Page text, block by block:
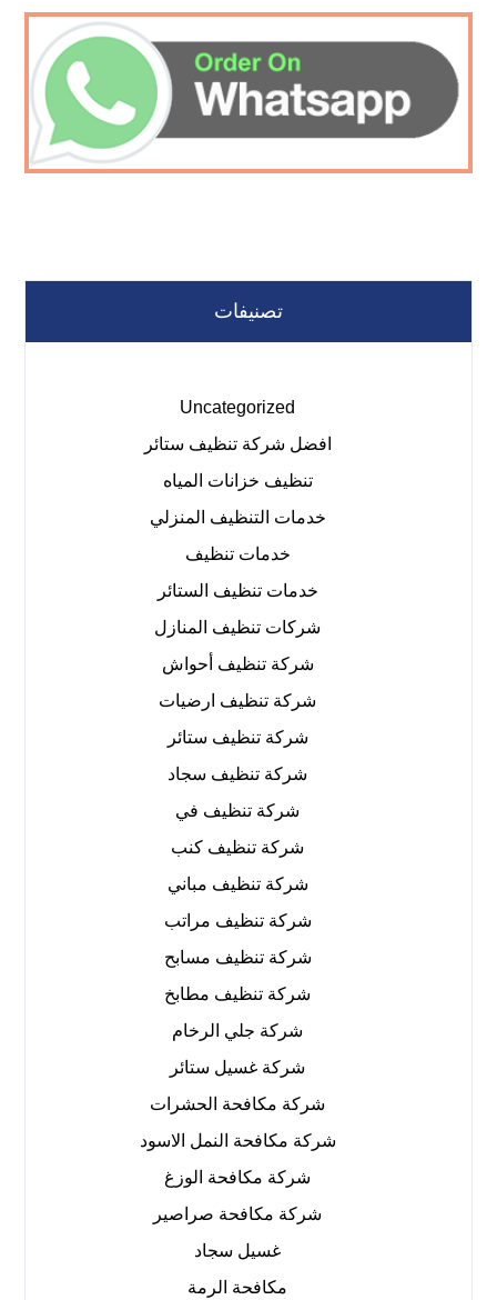
تصنيفات
Uncategorized
افضل شركة تنظيف ستائر
تنظيف خزانات المياه
خدمات التنظيف المنزلي
خدمات تنظيف
خدمات تنظيف الستائر
شركات تنظيف المنازل
شركة تنظيف أحواش
شركة تنظيف ارضيات
شركة تنظيف ستائر
شركة تنظيف سجاد
شركة تنظيف في
شركة تنظيف كنب
شركة تنظيف مباني
شركة تنظيف مراتب
شركة تنظيف مسابح
شركة تنظيف مطابخ
شركة جلي الرخام
شركة غسيل ستائر
شركة مكافحة الحشرات
شركة مكافحة النمل الاسود
شركة مكافحة الوزغ
شركة مكافحة صراصير
غسيل سجاد
مكافحة الرمة